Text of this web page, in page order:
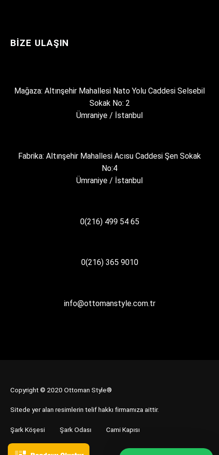
BIZE ULAŞIN
Mağaza: Altınşehir Mahallesi Nato Yolu Caddesi Selsebil
Sokak No: 2
Ümraniye / İstanbul
Fabrika: Altınşehir Mahallesi Acısu Caddesi Şen Sokak
No:4
Ümraniye / İstanbul
0(216) 499 54 65
0(216) 365 9010
info@ottomanstyle.com.tr
Copyright © 2020 Ottoman Style®
Sitede yer alan resimlerin telif hakkı firmamıza aittir.
Şark Köşesi Şark Odası Cami Kapısı